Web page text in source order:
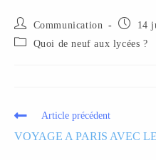
Communication
14
Quoi de neuf aux lycées ?
Article précédent
VOYAGE A PARIS AVEC